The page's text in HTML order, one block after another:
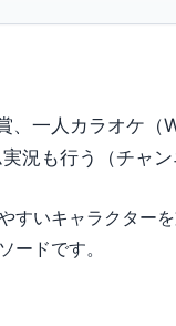
、一人カラオケ（
況も行う（チャ
すいキャラクター
ードです。